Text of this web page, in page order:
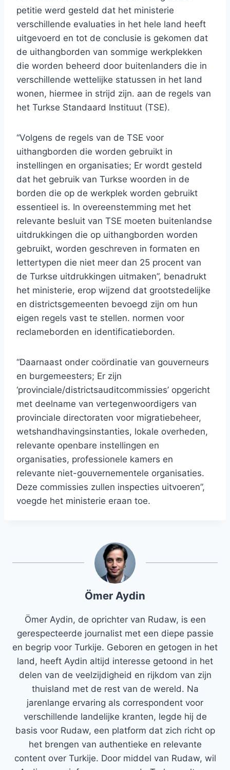
petitie werd gesteld dat het ministerie
verschillende evaluaties in het hele land heeft
uitgevoerd en tot de conclusie is gekomen dat
de uithangborden van sommige werkplekken
die worden beheerd door buitenlanders die in
verschillende wettelijke statussen in het land
wonen, hiermee in strijd zijn. aan de regels van
het Turkse Standaard Instituut (TSE).
“Volgens de regels van de TSE voor
uithangborden die worden gebruikt in
instellingen en organisaties; Er wordt gesteld
dat het gebruik van Turkse woorden in de
borden die op de werkplek worden gebruikt
essentieel is. In overeenstemming met het
relevante besluit van TSE moeten buitenlandse
uitdrukkingen die op uithangborden worden
gebruikt, worden geschreven in formaten en
lettertypen die niet meer dan 25 procent van
de Turkse uitdrukkingen uitmaken”, benadrukt
het ministerie, erop wijzend dat grootstedelijke
en districtsgemeenten bevoegd zijn om hun
eigen regels vast te stellen. normen voor
reclameborden en identificatieborden.
“Daarnaast onder coördinatie van gouverneurs
en burgemeesters; Er zijn
‘provinciale/districtsauditcommissies’ opgericht
met deelname van vertegenwoordigers van
provinciale directoraten voor migratiebeheer,
wetshandhavingsinstanties, lokale overheden,
relevante openbare instellingen en
organisaties, professionele kamers en
relevante niet-gouvernementele organisaties.
Deze commissies zullen inspecties uitvoeren”,
voegde het ministerie eraan toe.
Ömer Aydin
Ömer Aydin, de oprichter van Rudaw, is een
gerespecteerde journalist met een diepe passie
en begrip voor Turkije. Geboren en getogen in het
land, heeft Aydin altijd interesse getoond in het
delen van de veelzijdigheid en rijkdom van zijn
thuisland met de rest van de wereld. Na
jarenlange ervaring als correspondent voor
verschillende landelijke kranten, legde hij de
basis voor Rudaw, een platform dat zich richt op
het brengen van authentieke en relevante
content over Turkije. Door middel van Rudaw, wil